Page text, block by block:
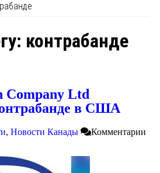
контрабанде
Company Ltd
в США
, Новости Канады
Комментарии